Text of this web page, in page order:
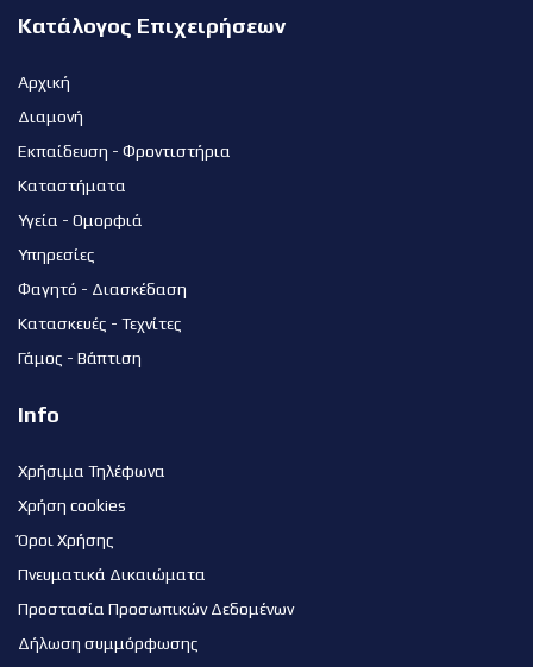
Κατάλογος Επιχειρήσεων
Αρχική
Διαμονή
Εκπαίδευση - Φροντιστήρια
Καταστήματα
Υγεία - Ομορφιά
Υπηρεσίες
Φαγητό - Διασκέδαση
Κατασκευές - Τεχνίτες
Γάμος - Βάπτιση
Info
Χρήσιμα Τηλέφωνα
Χρήση cookies
Όροι Χρήσης
Πνευματικά Δικαιώματα
Προστασία Προσωπικών Δεδομένων
Δήλωση συμμόρφωσης